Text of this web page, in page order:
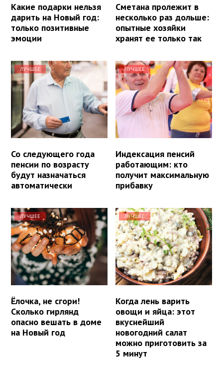
Какие подарки нельзя
дарить на Новый год:
только позитивные
эмоции
Сметана пролежит в
несколько раз дольше:
опытные хозяйки
хранят ее только так
ЛУЧШЕЕ
Со следующего года
пенсии по возрасту
будут назначаться
автоматически
ЛУЧШЕЕ
Индексация пенсий
работающим: кто
получит максимальную
прибавку
ЛУЧШЕЕ
Ёлочка, не сгори!
Сколько гирлянд
опасно вешать в доме
на Новый год
ЛУЧШЕЕ
Когда лень варить
овощи и яйца: этот
вкуснейший
новогодний салат
можно приготовить за
5 минут